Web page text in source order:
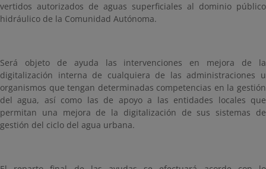
vertidos autorizados de aguas superficiales al dominio público
hidráulico de la Comunidad Autónoma.
Será objeto de ayuda las intervenciones en mejora de la
digitalización interna de cualquiera de las administraciones u
organismos que tengan determinadas competencias en la gestión
del agua, así como las de apoyo a las entidades locales que
permitan una mejora de la digitalización de sus sistemas de
gestión del ciclo del agua urbana.